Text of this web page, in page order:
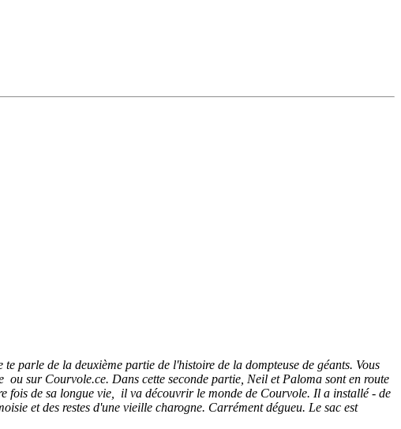
parle de la deuxième partie de l'histoire de la dompteuse de géants. Vous
ou sur Courvole.ce. Dans cette seconde partie, Neil et Paloma sont en route
fois de sa longue vie, il va découvrir le monde de Courvole. Il a installé - de
et des restes d'une vieille charogne. Carrément dégueu. Le sac est